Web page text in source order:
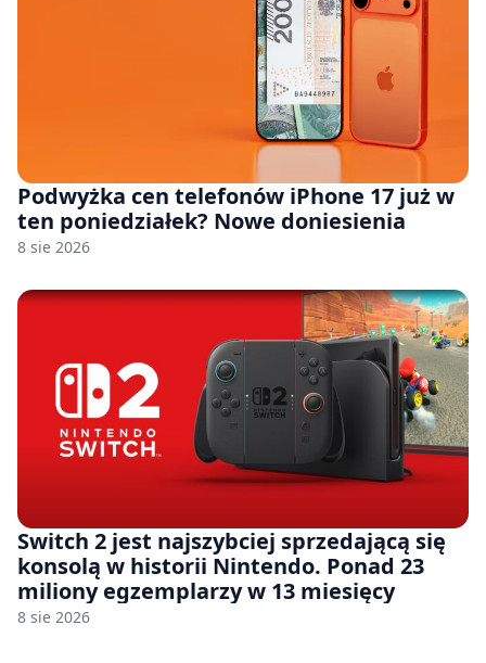
Podwyżka cen telefonów iPhone 17 już w
ten poniedziałek? Nowe doniesienia
8 sie 2026
Switch 2 jest najszybciej sprzedającą się
konsolą w historii Nintendo. Ponad 23
miliony egzemplarzy w 13 miesięcy
8 sie 2026